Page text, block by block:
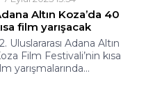
Altın Koza’da 40
film yarışacak
Uluslararası Adana Altın
Film Festivali’nin kısa
yarışmalarında...